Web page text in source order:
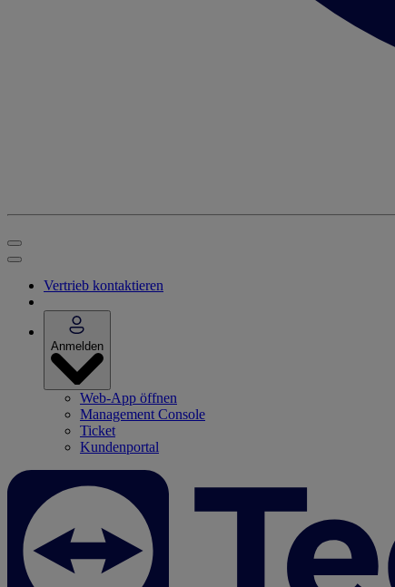
Vertrieb kontaktieren
Anmelden
Web-App öffnen
Management Console
Ticket
Kundenportal